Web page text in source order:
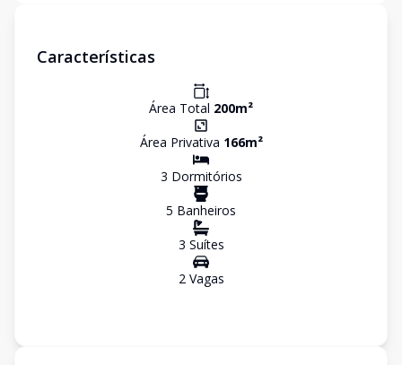
Características
Área Total 200m²
Área Privativa 166m²
3 Dormitórios
5 Banheiros
3 Suítes
2Vagas